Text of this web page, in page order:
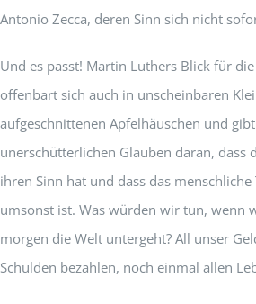
Antonio Zecca, deren Sinn sich nicht
Und es passt! Martin Luthers Blick für
offenbart sich auch in unscheinbaren
aufgeschnittenen Apfelhäuschen und
unerschütterlichen Glauben daran, dass
ihren Sinn hat und dass das
umsonst ist. Was würden wir tun, wenn
morgen die Welt untergeht? All unser
Schulden bezahlen, noch einmal allen